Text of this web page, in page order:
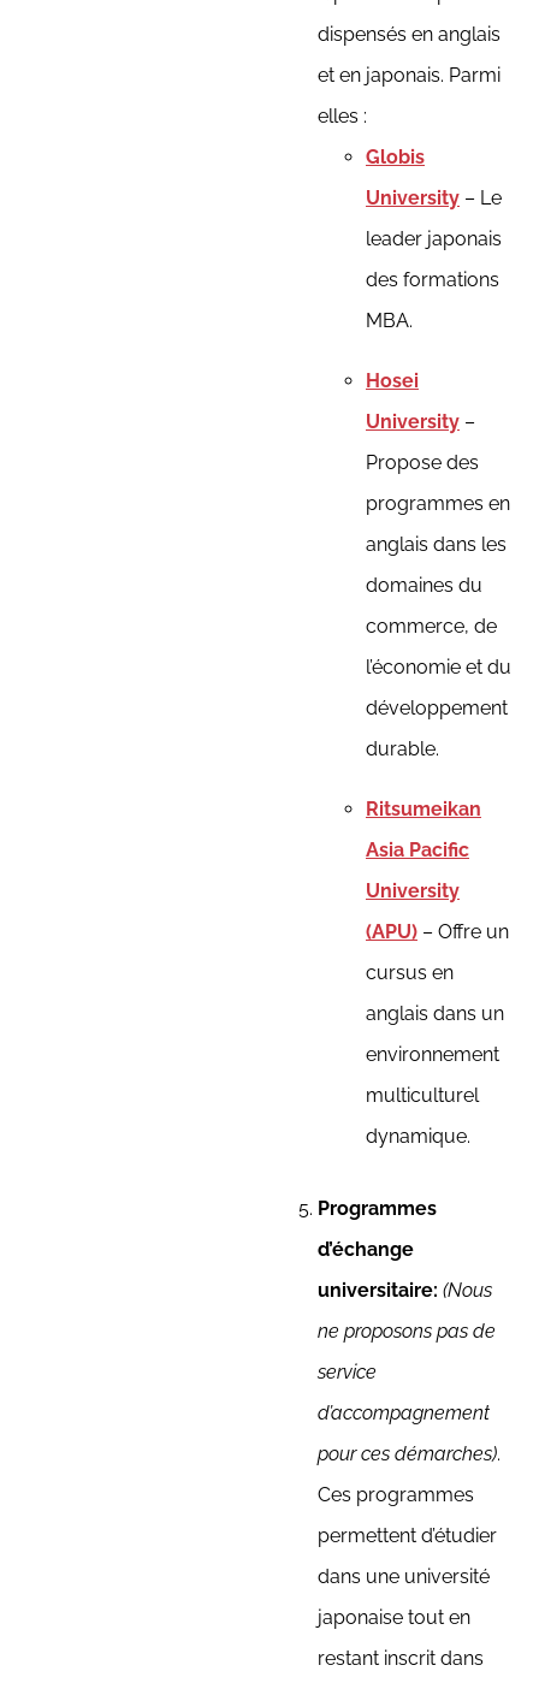
dispensés en anglais
et en japonais. Parmi
elles :
Globis
University – Le
leader japonais
des formations
MBA.
Hosei
University –
Propose des
programmes en
anglais dans les
domaines du
commerce, de
l’économie et du
développement
durable.
Ritsumeikan
Asia Pacific
University
(APU) – Offre un
cursus en
anglais dans un
environnement
multiculturel
dynamique.
Programmes
d’échange
universitaire: (Nous
ne proposons pas de
service
d’accompagnement
pour ces démarches).
Ces programmes
permettent d’étudier
dans une université
japonaise tout en
restant inscrit dans